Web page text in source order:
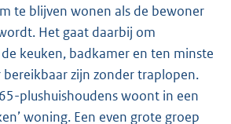
te blijven wonen als de bewoner
Het gaat daarbij om
keuken, badkamer en ten minste
bereikbaar zijn zonder traplopen.
plushuishoudens woont in een
woning. Een even grote groep